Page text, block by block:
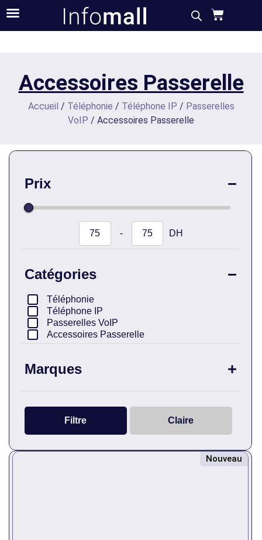
Accessoires Passerelle
Accueil / Téléphonie / Téléphone IP / Passerelles
VoIP / Accessoires Passerelle
Prix
Minimum Price
- Maximum Price
DH
Catégories
Téléphonie
Téléphone IP
Passerelles VoIP
Accessoires Passerelle
Marques
Filtre Claire
Nouveau